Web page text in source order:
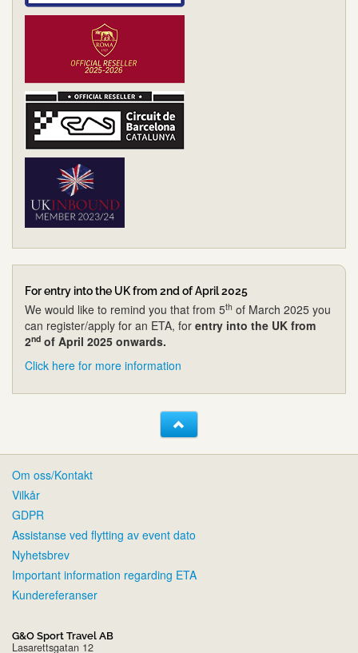
For entry into the UK from 2nd of April 2025
We would like to remind you that from 5th of March 2025 you
can register/apply for an ETA, for entry into the UK from
2nd of April 2025 onwards.
Click here for more information
Om oss/Kontakt
Vilkår
GDPR
Assistanse ved flytting av event dato
Nyhetsbrev
Important information regarding ETA
Kundereferanser
G&O Sport Travel AB
Lasarettsgatan 12